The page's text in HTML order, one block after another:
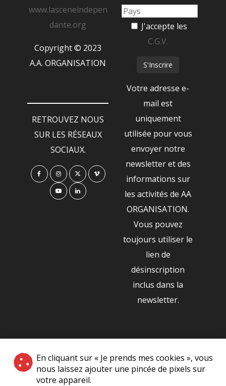
En cliquant sur « Je prends mes cookies », vous
nous laissez ajouter une pincée de pixels sur
votre appareil.
www.lasceneindepen
dante.org
Copyright © 2023
A.A. ORGANISATION
RETROUVEZ NOUS
SUR LES RÉSEAUX
SOCIAUX.
J'accepte les
C.G.V.
Votre adresse e-
mail est
uniquement
utilisée pour vous
envoyer notre
newsletter et des
informations sur
les activités de AA
ORGANISATION.
Vous pouvez
toujours utiliser le
lien de
désinscription
inclus dans la
newsletter.
NOS PARTENAIRES
|